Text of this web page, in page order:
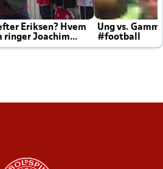
Eriksen? Hvem
ringer Joachim
Ung vs.
#football